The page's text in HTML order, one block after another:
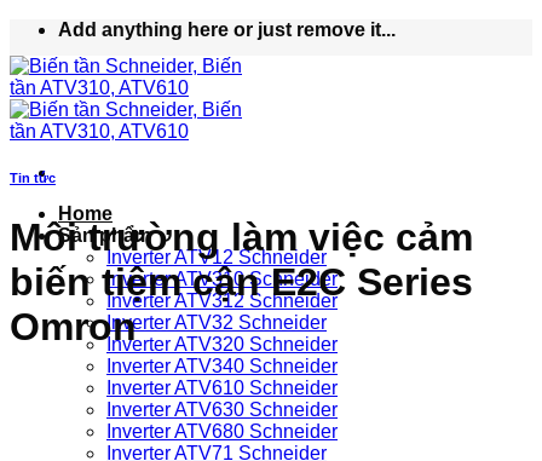
nội
dung
Add anything here or just remove it...
Home
Sản phẩm
Inverter ATV12 Schneider
Inverter ATV310 Schneider
Inverter ATV312 Schneider
Inverter ATV32 Schneider
Inverter ATV320 Schneider
Inverter ATV340 Schneider
Inverter ATV610 Schneider
Inverter ATV630 Schneider
Inverter ATV680 Schneider
Inverter ATV71 Schneider
Tin tức
Môi trường làm việc cảm
biến tiệm cận E2C Series
Omron